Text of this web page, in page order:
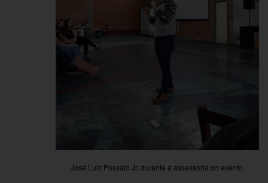
José Luiz Possato Jr. durante a assessoria do evento.